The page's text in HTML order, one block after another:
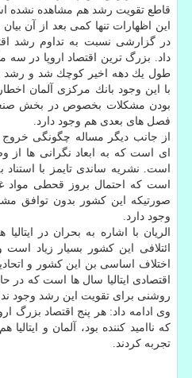
قاطع تقویت رشد هم مشاهده نشده
این اظهارات تنها كمی بعد از آن
در گزارشی نسبت به تداوم رشد
داد. بزرگ ترین اقتصاد اروپا در سه
با این وجود بانك مركزی آلمان
بودن مشكلات بخصوص در بخش
فصل های بعدی هم وجود دارد.
از جانب دیگر مساله چگونگی خروج
ای است كه به ابعاد نگرانی ها از
است. نشریه ساندی تایمز با
است كه احتمال بروز قحطی مواد
صورتیكه این كشور بدون توافق
وجود دارد.
الریان با اشاره به بحران در
ائتلافی این كشور بسیار زیاد
اختلاف اساسی بن این كشور و
اقتصادی ایتالیا سال ها است كه
روشنی برای تقویت این رشد وجود
وی ادامه داد: هر پنج اقتصاد بزرگ
كه ناامید كننده بود، آلمان و
تجربه كردند.